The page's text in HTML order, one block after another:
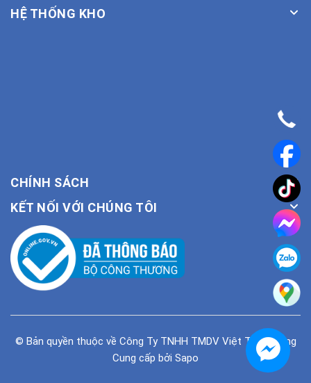
HỆ THỐNG KHO
CHÍNH SÁCH
KẾT NỐI VỚI CHÚNG TÔI
© Bản quyền thuộc về Công Ty TNHH TMDV Việt Tiên Phong
Cung cấp bởi Sapo